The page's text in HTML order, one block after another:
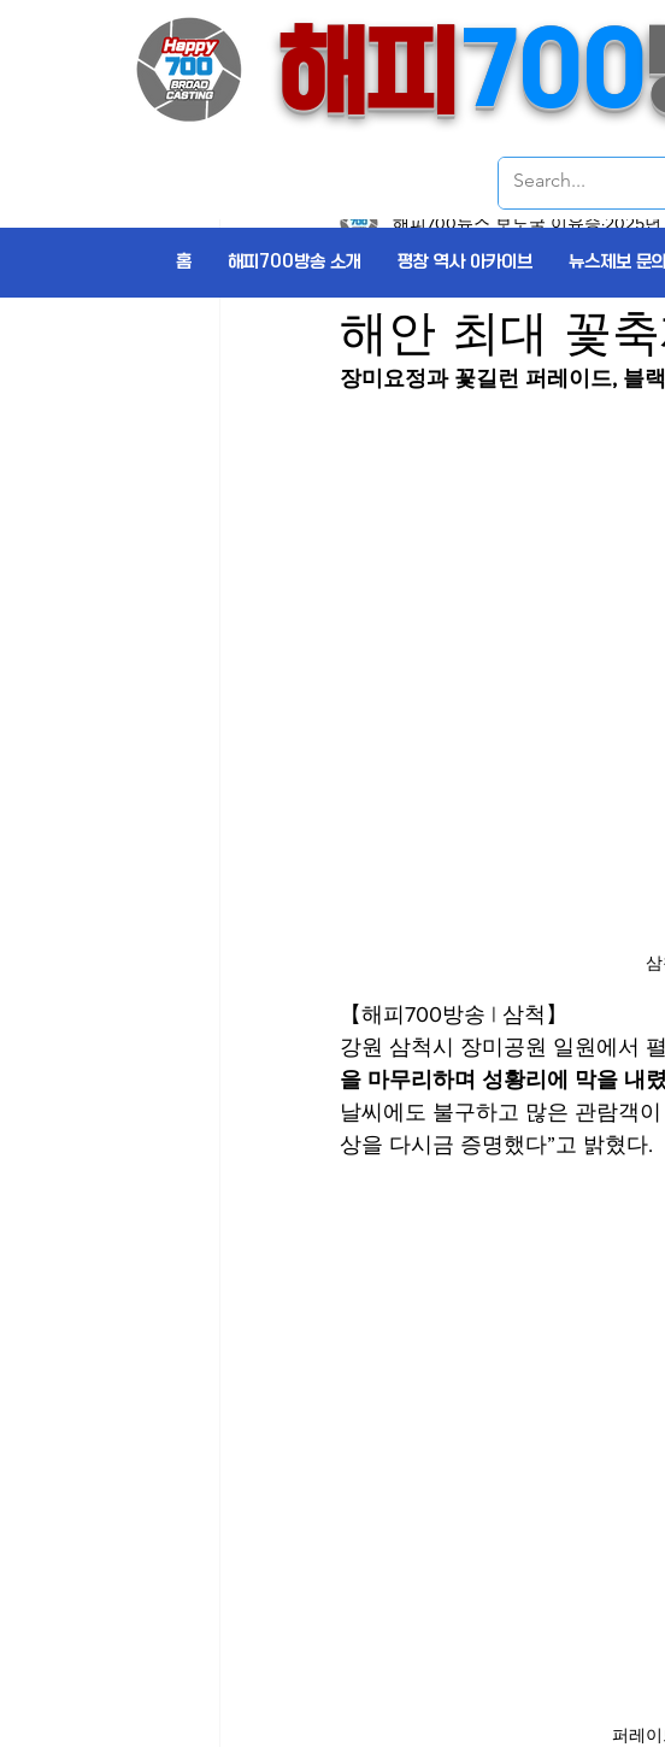
해피 700
홈 해피700방송 소개 평창 역사 아카이브 뉴스제보 문의
HotNews 문화.예
‘2025 삼척장
해안 최대 꽃
해피700뉴스 보도국 이유승 2025년
장미요정과 꽃길런 퍼레이드, 블
【해피700방송 | 삼척】
강원 삼척시 장미공원 일원에서
을 마무리하며 성황리에 막을 내
날씨에도 불구하고 많은 관람객
상을 다시금 증명했다”고 밝혔다.
퍼레